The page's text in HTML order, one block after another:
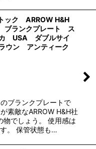
ック ARROW H&H
ランクプレート ス
USA ダブルサイ
ウン アンティーク
ブランクプレートで
素敵なARROW H&H社
でしょう。 使用感は
。 保管状態も…